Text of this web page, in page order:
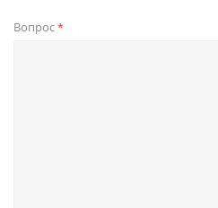
Вопрос*